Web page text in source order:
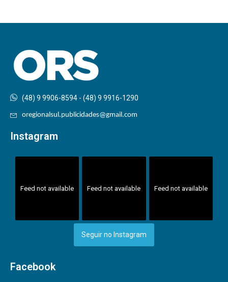
(48) 9 9906-8594 - (48) 9 9916-1290
oregionalsul.publicidades@gmail.com
Instagram
Feed not available Feed not available Feed not available
Seguir no Instagram
Facebook